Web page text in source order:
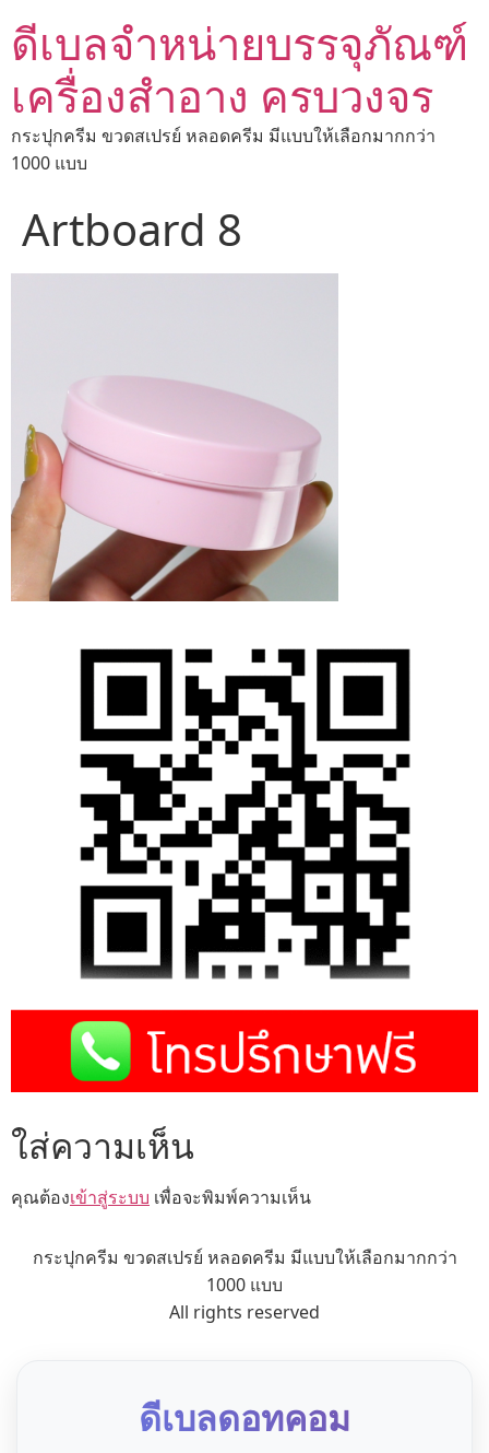
ดีเบลจำหน่ายบรรจุภัณฑ์
เครื่องสำอาง ครบวงจร
กระปุกครีม ขวดสเปรย์ หลอดครีม มีแบบให้เลือกมากกว่า
1000 แบบ
Artboard 8
ใส่ความเห็น
คุณต้องเข้าสู่ระบบ เพื่อจะพิมพ์ความเห็น
กระปุกครีม ขวดสเปรย์ หลอดครีม มีแบบให้เลือกมากกว่า
1000 แบบ
All rights reserved
ดีเบลดอทคอม